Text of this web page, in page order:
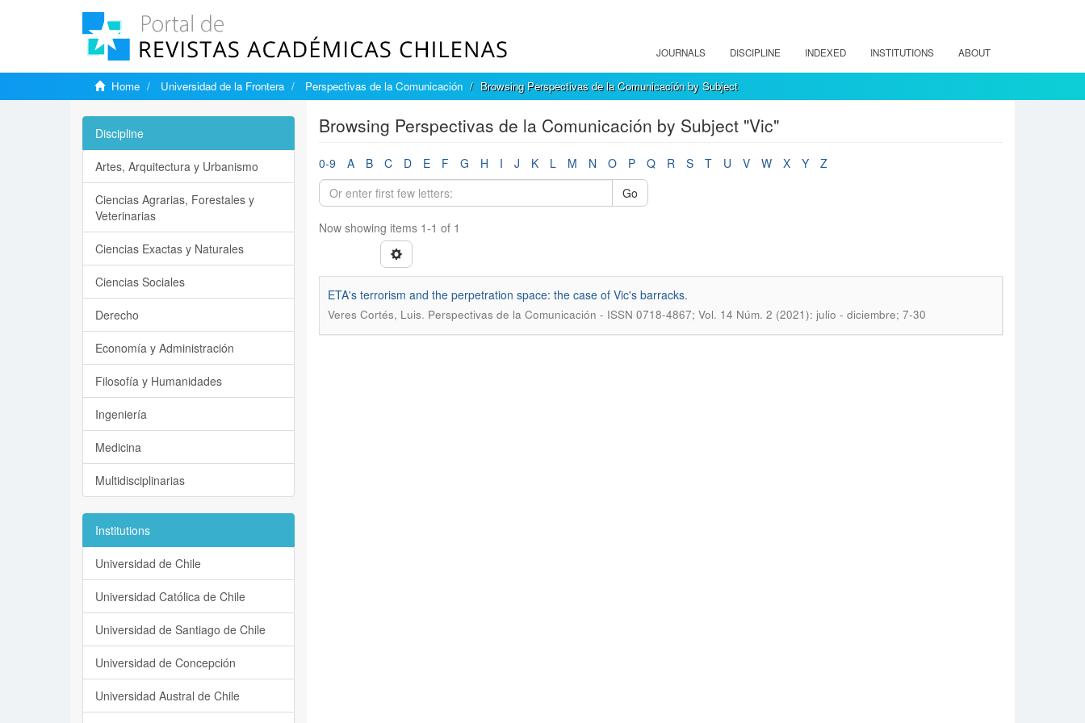
JOURNALS DISCIPLINE INDEXED INSTITUTIONS ABOUT
Home Universidad de la Frontera Perspectivas de la Comunicación Browsing Perspectivas de la Comunicación by Subject
Browsing Perspectivas de la Comunicación by Subject "Vic"
0-9 A B C D E F G H I J K L M N O P Q R S T U V W X Y
Z
Go
Now showing items 1-1 of 1
ETA's terrorism and the perpetration space: the case of Vic's barracks.
Veres Cortés, Luis. Perspectivas de la Comunicación - ISSN 0718-4867; Vol. 14 Núm. 2 (2021): julio - diciembre; 7-30
Discipline
Artes, Arquitectura y Urbanismo
Ciencias Agrarias, Forestales y
Veterinarias
Ciencias Exactas y Naturales
Ciencias Sociales
Derecho
Economía y Administración
Filosofía y Humanidades
Ingeniería
Medicina
Multidisciplinarias
Institutions
Universidad de Chile
Universidad Católica de Chile
Universidad de Santiago de Chile
Universidad de Concepción
Universidad Austral de Chile